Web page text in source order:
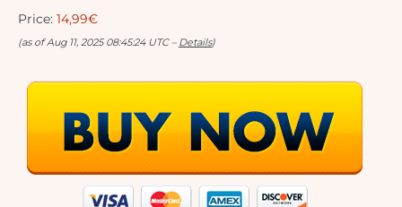
Price: 14,99€
(as of Aug 11, 2025 08:45:24 UTC – Details)